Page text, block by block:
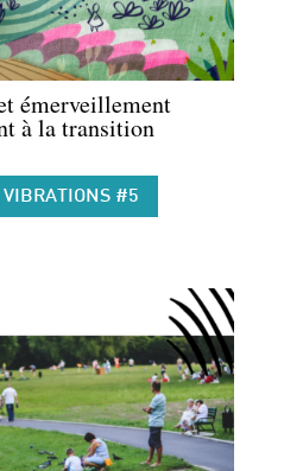
émerveillement
à la transition
VIBRATIONS #5